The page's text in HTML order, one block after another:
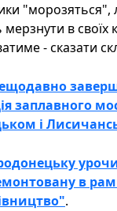
"морозяться",
в своїх
- сказати
заплавного
і
в
.